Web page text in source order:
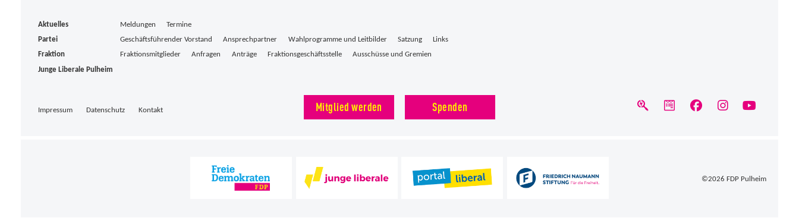
Aktuelles Meldungen
Termine
Partei
Geschäftsführender Vorstand Ansprechpartner Wahlprogramme und Leitbilder Satzung
Links
Fraktion
Fraktionsmitglieder Anfragen Anträge Fraktionsgeschäftsstelle
Ausschüsse und Gremien
Junge Liberale Pulheim
Impressum Datenschutz Kontakt Mitglied werden Spenden
©2026 FDP Pulheim